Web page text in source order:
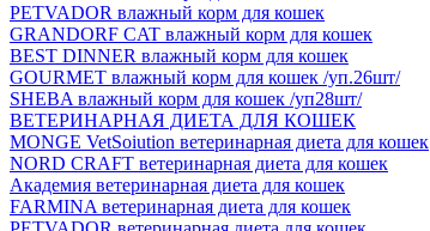
PETVADOR влажный корм для кошек
GRANDORF CAT влажный корм для кошек
BEST DINNER влажный корм для кошек
GOURMET влажный корм для кошек /уп.26шт/
SHEBA влажный корм для кошек /уп28шт/
ВЕТЕРИНАРНАЯ ДИЕТА ДЛЯ КОШЕК
MONGE VetSoiution ветеринарная диета для кошек
NORD CRAFT ветеринарная диета для кошек
Академия ветеринарная диета для кошек
FARMINA ветеринарная диета для кошек